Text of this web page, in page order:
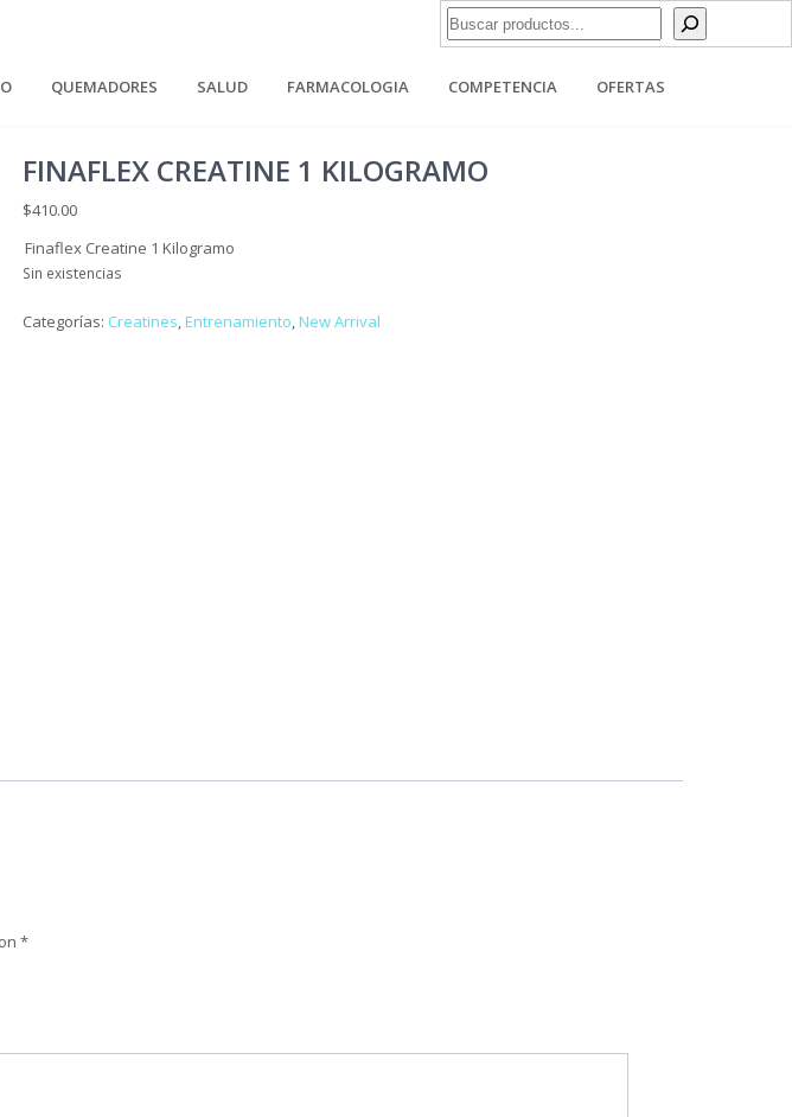
Buscar
QUEMADORES SALUD FARMACOLOGIA COMPETENCIA OFERTAS
FINAFLEX CREATINE 1 KILOGRAMO
$410.00
Finaflex Creatine 1 Kilogramo
Sin existencias
Categorías: Creatines,Entrenamiento,New Arrival
*